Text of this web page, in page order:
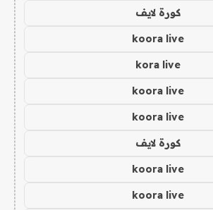
كورة لايف
koora live
kora live
koora live
koora live
كورة لايف
koora live
koora live